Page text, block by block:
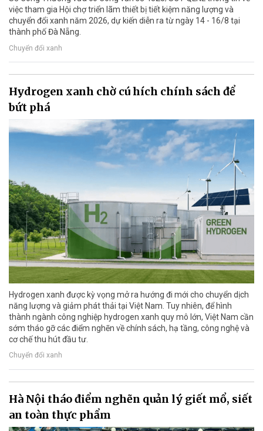
việc tham gia Hội chợ triển lãm thiết bị tiết kiệm năng lượng và
chuyển đổi xanh năm 2026, dự kiến diễn ra từ ngày 14 - 16/8 tại
thành phố Đà Nẵng.
Chuyển đổi xanh
Hydrogen xanh chờ cú hích chính sách để
bứt phá
Hydrogen xanh được kỳ vọng mở ra hướng đi mới cho chuyển dịch
năng lượng và giảm phát thải tại Việt Nam. Tuy nhiên, để hình
thành ngành công nghiệp hydrogen xanh quy mô lớn, Việt Nam cần
sớm tháo gỡ các điểm nghẽn về chính sách, hạ tầng, công nghệ và
cơ chế thu hút đầu tư.
Chuyển đổi xanh
Hà Nội tháo điểm nghẽn quản lý giết mổ, siết
an toàn thực phẩm